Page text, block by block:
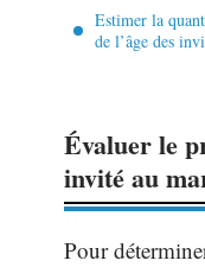
Estimer la
de l’âge des
Évaluer le
invité au
Pour